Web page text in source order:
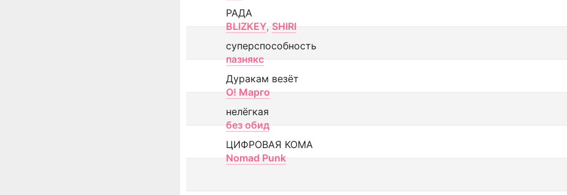
РАДА
BLIZKEY, SHIRI
суперспособность
пазнякс
Дуракам везёт
О! Марго
нелёгкая
без обид
ЦИФРОВАЯ КОМА
Nomad Punk